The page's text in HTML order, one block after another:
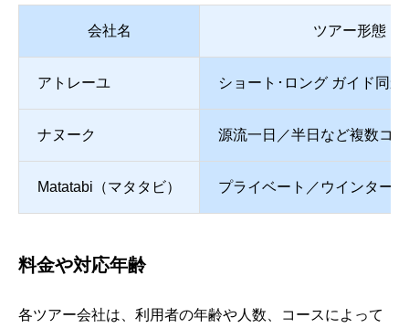
会社名 ツアー形態
アトレーユ ショート･ロング ガイド同乗
ナヌーク 源流一日／半日など複数コ
Matatabi（マタタビ） プライベート／ウインター
料金や対応年齢
各ツアー会社は、利用者の年齢や人数、コースによって